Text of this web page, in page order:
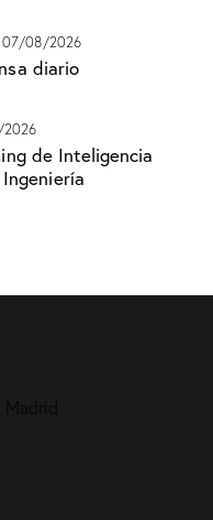
07/08/2026
diario
de Inteligencia